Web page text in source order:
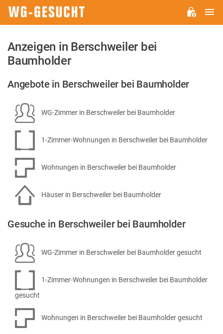
Anzeigen in Berschweiler bei
Baumholder
Angebote in Berschweiler bei Baumholder
WG-Zimmer in Berschweiler bei Baumholder
1-Zimmer-Wohnungen in Berschweiler bei Baumholder
Wohnungen in Berschweiler bei Baumholder
Häuser in Berschweiler bei Baumholder
Gesuche in Berschweiler bei Baumholder
WG-Zimmer in Berschweiler bei Baumholder gesucht
1-Zimmer-Wohnungen in Berschweiler bei Baumholder
gesucht
Wohnungen in Berschweiler bei Baumholder gesucht